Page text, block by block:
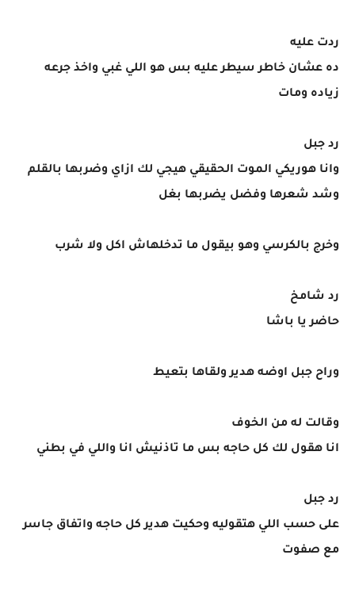
ردت عليه
ده عشان خاطر سيطر عليه بس هو اللي غبي واخذ جرعه
زياده ومات
رد جبل
وانا هوريكي الموت الحقيقي هيجي لك ازاي وضربها بالقلم
وشد شعرها وفضل يضربها بغل
وخرج بالكرسي وهو بيقول ما تدخلهاش اكل ولا شرب
رد شامخ
حاضر يا باشا
وراح جبل اوضه هدير ولقاها بتعيط
وقالت له من الخوف
انا هقول لك كل حاجه بس ما تاذنيش انا واللي في بطني
رد جبل
على حسب اللي هتقوليه وحكيت هدير كل حاجه واتفاق جاسر
مع صفوت